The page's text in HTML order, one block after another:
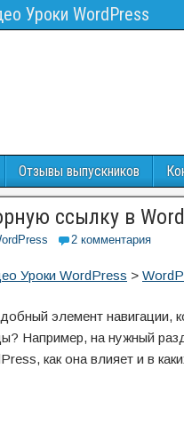
Уроки WordPress
Отзывы выпускников
ссылку в
2 комментария
Уроки WordPress >
элемент
Например, на нужный
как она влияет и в